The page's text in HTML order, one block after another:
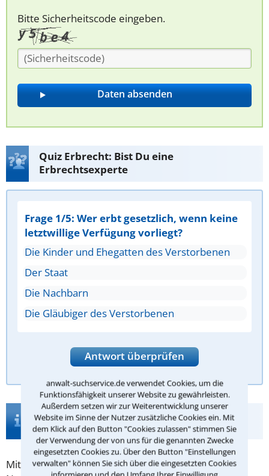
anwalt-suchservice.de verwendet Cookies, um die
Funktionsfähigkeit unserer Website zu gewährleisten.
Außerdem setzen wir zur Weiterentwicklung unserer
Website im Sinne der Nutzer zusätzliche Cookies ein. Mit
dem Klick auf den Button "Cookies zulassen" stimmen Sie
der Verwendung der von uns für die genannten Zwecke
eingesetzten Cookies zu. Über den Button "Einstellungen
verwalten" können Sie sich über die eingesetzten Cookies
Bitte Sicherheitscode eingeben.
Quiz Erbrecht: Bist Du eine
Erbrechtsexperte
Frage 1/5: Wer erbt gesetzlich, wenn keine
letztwillige Verfügung vorliegt?
Die Kinder und Ehegatten des Verstorbenen
Der Staat
Die Nachbarn
Die Gläubiger des Verstorbenen
Antwort überprüfen
Infos zur Suche nach einem Anwalt für
Enterbung in Wiesbaden
Mit derEnterbungwird versucht, dass bestimmte